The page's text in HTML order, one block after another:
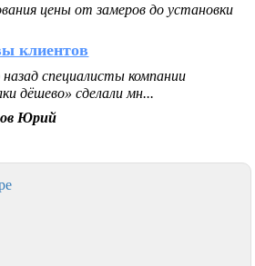
цены от замеров до установки
клиентов
специалисты компании
дёшево» сделали мн...
Юрий